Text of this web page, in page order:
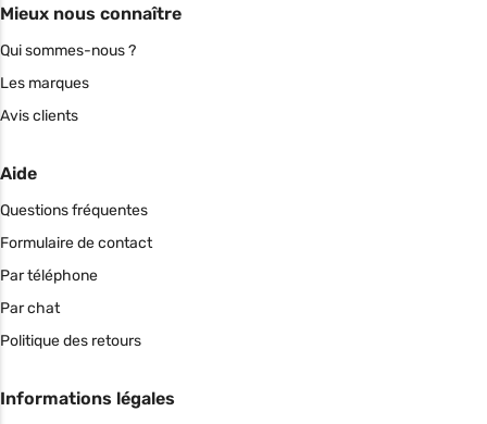
Mieux nous connaître
Qui sommes-nous ?
Les marques
Avis clients
Aide
Questions fréquentes
Formulaire de contact
Par téléphone
Par chat
Politique des retours
Informations légales